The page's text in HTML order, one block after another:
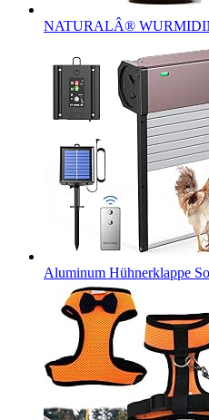
NATURALÂ®
Aluminum Hühnerklappe